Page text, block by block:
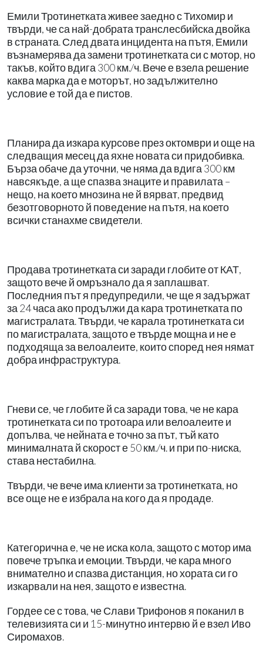
Емили Тротинетката живее заедно с Тихомир и
твърди, че са най-добрата транслесбийска двойка
в страната. След двата инцидента на пътя, Емили
възнамерява да замени тротинетката си с мотор, но
такъв, който вдига 300 км./ч. Вече е взела решение
каква марка да е моторът, но задължително
условие е той да е пистов.
Планира да изкара курсове през октомври и още на
следващия месец да яхне новата си придобивка.
Бърза обаче да уточни, че няма да вдига 300 км
навсякъде, а ще спазва знаците и правилата –
нещо, на което мнозина не й вярват, предвид
безотговорното й поведение на пътя, на което
всички станахме свидетели.
Продава тротинетката си заради глобите от КАТ,
защото вече й омръзнало да я заплашват.
Последния път я предупредили, че ще я задържат
за 24 часа ако продължи да кара тротинетката по
магистралата. Твърди, че карала тротинетката си
по магистралата, защото е твърде мощна и не е
подходяща за велоалеите, които според нея нямат
добра инфраструктура.
Гневи се, че глобите й са заради това, че не кара
тротинетката си по тротоара или велоалеите и
допълва, че нейната е точно за път, тъй като
минималната й скорост е 50 км./ч. и при по-ниска,
става нестабилна.
Твърди, че вече има клиенти за тротинетката, но
все още не е избрала на кого да я продаде.
Категорична е, че не иска кола, защото с мотор има
повече тръпка и емоции. Твърди, че кара много
внимателно и спазва дистанция, но хората си го
изкарвали на нея, защото е известна.
Гордее се с това, че Слави Трифонов я поканил в
телевизията си и 15-минутно интервю й е взел Иво
Сиромахов.